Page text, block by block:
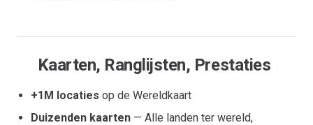
Kaarten, Ranglijsten, Prestaties
+1M locaties op de Wereldkaart
Duizenden kaarten — Alle landen ter wereld,